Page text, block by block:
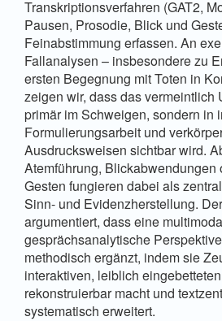
Transkriptionsverfahren (GAT2,
Pausen, Prosodie, Blick und
Feinabstimmung erfassen. An
Fallanalysen – insbesondere zu
ersten Begegnung mit Toten in
zeigen wir, dass das vermeintlich
primär im Schweigen, sondern in
Formulierungsarbeit und
Ausdrucksweisen sichtbar wird.
Atemführung, Blickabwendungen
Gesten fungieren dabei als
Sinn- und Evidenzherstellung.
argumentiert, dass eine
gesprächsanalytische
methodisch ergänzt, indem sie
interaktiven, leiblich
rekonstruierbar macht und
systematisch erweitert.